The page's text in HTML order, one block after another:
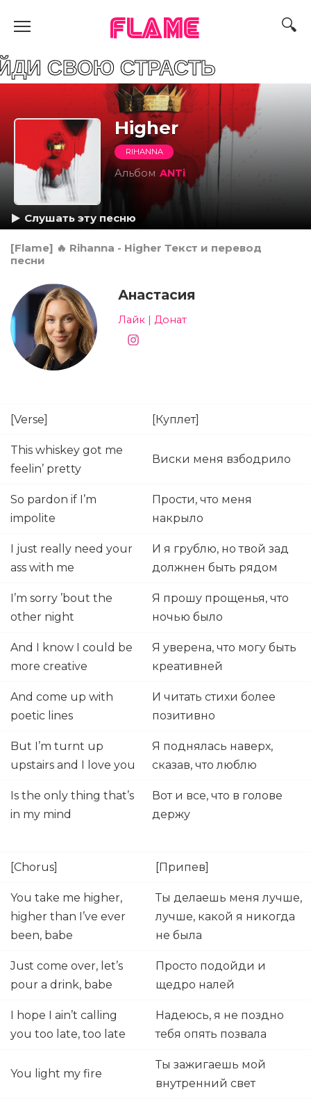
FLAME
СТРАСТЬ
Higher
RIHANNA
Альбом ANTi
Слушать эту песню
[Flame] 🔥 Rihanna - Higher Текст и перевод
песни
Анастасия
Лайк | Донат
[Verse] [Куплет]
This whiskey got me
feelin’ pretty
Виски меня взбодрило
So pardon if I’m
impolite
Прости, что меня
накрыло
I just really need your
ass with me
И я грублю, но твой зад
должнен быть рядом
I’m sorry ’bout the
other night
Я прошу прощенья, что
ночью было
And I know I could be
more creative
Я уверена, что могу быть
креативней
And come up with
poetic lines
И читать стихи более
позитивно
But I’m turnt up
upstairs and I love you
Я поднялась наверх,
сказав, что люблю
Is the only thing that’s
in my mind
Вот и все, что в голове
держу
[Chorus] [Припев]
You take me higher,
higher than I’ve ever
been, babe
Ты делаешь меня лучше,
лучше, какой я никогда
не была
Just come over, let’s
pour a drink, babe
Просто подойди и
щедро налей
I hope I ain’t calling
you too late, too late
Надеюсь, я не поздно
тебя опять позвала
You light my fire
Ты зажигаешь мой
внутренний свет